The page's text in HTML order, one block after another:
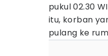
pukul 02.30
itu, korban
pulang ke